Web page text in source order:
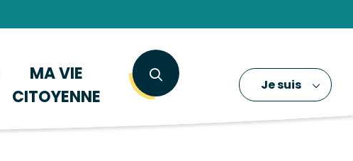
MA VIE
CITOYENNE
Je suis